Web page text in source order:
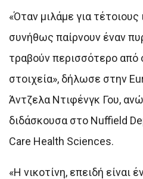
«Όταν μιλάμε για
συνήθως παίρνουν έναν
τραβούν περισσότερο από
στοιχεία», δήλωσε στην
Άντζελα Ντιφένγκ Γου,
διδάσκουσα στο Nuffield
Care Health Sciences.
«Η νικοτίνη, επειδή είναι